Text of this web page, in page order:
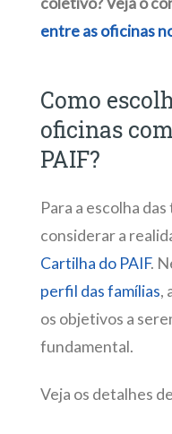
entre as oficinas
Como
oficinas
PAIF?
Para a escolha
considerar a
Cartilha do PAIF.
perfil das famílias,
os objetivos a
fundamental.
Veja os detalhes